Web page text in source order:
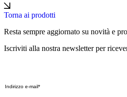
Torna ai prodotti
Resta sempre aggiornato su novità e
Iscriviti alla nostra newsletter per